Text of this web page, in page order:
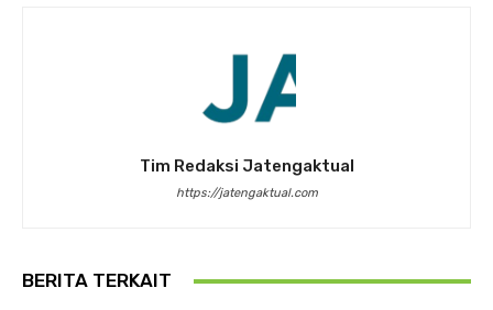
Tim Redaksi Jatengaktual
https://jatengaktual.com
BERITA TERKAIT